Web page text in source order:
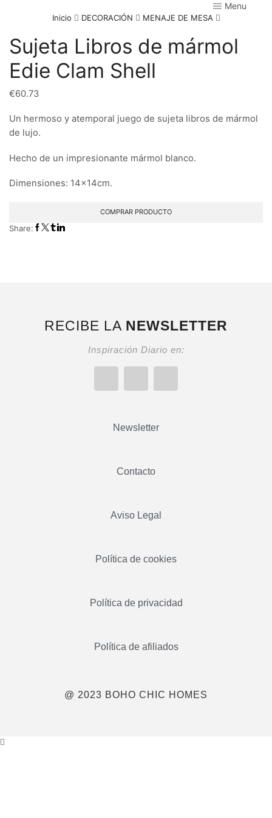
Menu
Inicio DECORACIÓN MENAJE DE MESA
Sujeta Libros de mármol
Edie Clam Shell
€60.73
Un hermoso y atemporal juego de sujeta libros de mármol
de lujo.
Hecho de un impresionante mármol blanco.
Dimensiones: 14x14cm.
COMPRAR PRODUCTO
Share:
RECIBE LA NEWSLETTER
Inspiración Diario en:
Newsletter
Contacto
Aviso Legal
Política de cookies
Política de privacidad
Política de afiliados
@ 2023 BOHO CHIC HOMES